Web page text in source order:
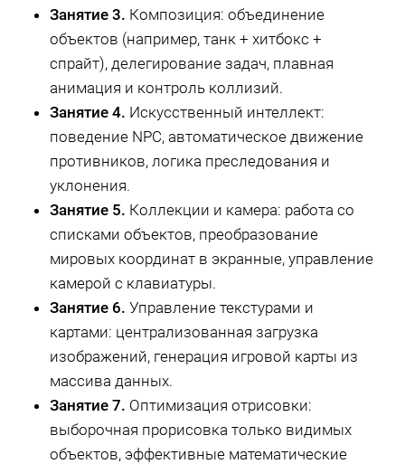
Занятие 3. Композиция: объединение
объектов (например, танк + хитбокс +
спрайт), делегирование задач, плавная
анимация и контроль коллизий.
Занятие 4. Искусственный интеллект:
поведение NPC, автоматическое движение
противников, логика преследования и
уклонения.
Занятие 5. Коллекции и камера: работа со
списками объектов, преобразование
мировых координат в экранные, управление
камерой с клавиатуры.
Занятие 6. Управление текстурами и
картами: централизованная загрузка
изображений, генерация игровой карты из
массива данных.
Занятие 7. Оптимизация отрисовки:
выборочная прорисовка только видимых
объектов, эффективные математические